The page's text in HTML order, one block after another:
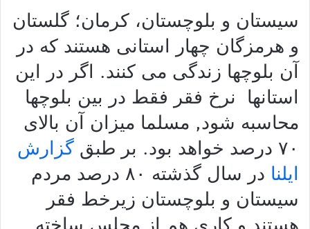
سیستان و بلوچستان، کرمان؛ گلستان
و هرمزگان چهار استانی هستند که در
آن بلوچها زندگی می کنند. اگر در این
استانها نرخ فقر فقط در بین بلوچها
محاسبه شود, مسلما میزان آن بالای
٧٠ درصد خواهد بود. بر طبق گزارش
ایلنا
در سال گذشته ۸۰ درصد مردم
سیستان و بلوچستان زیرخط فقر